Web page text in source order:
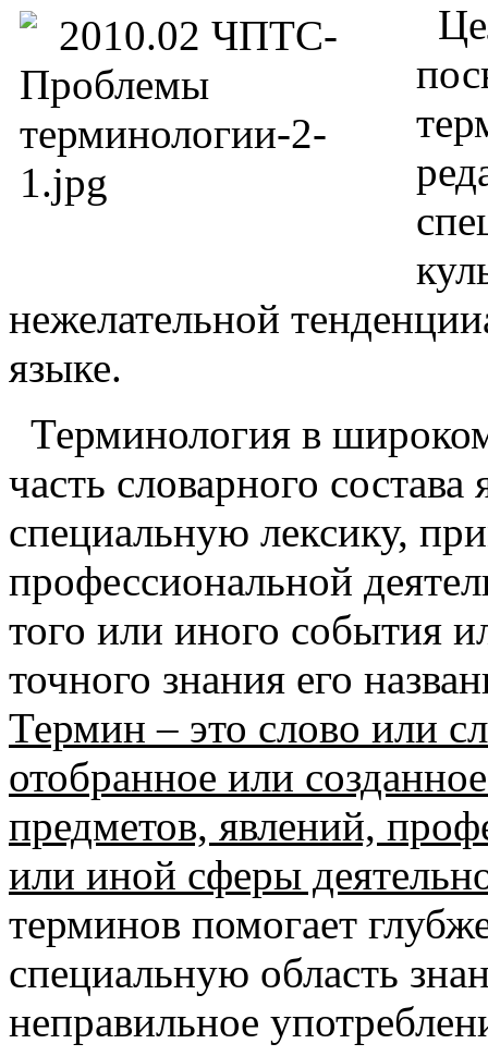
нежелательной
языке.
Терминология в
часть словарного
специальную лексику,
профессиональной
того или иного события
точного знания его
Термин – это слово или
отобранное или
предметов, явлений,
или иной сферы
терминов помогает
специальную область
неправильное